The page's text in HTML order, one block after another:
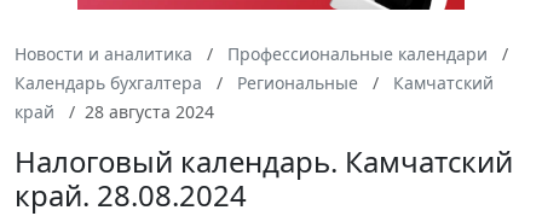
Новости и аналитика
Профессиональные календари
Календарь бухгалтера
Региональные
Камчатский
край
28 августа 2024
Налоговый календарь. Камчатский
край. 28.08.2024